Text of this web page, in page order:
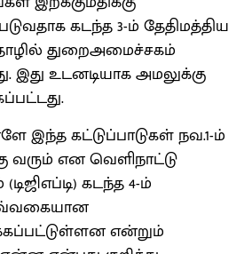
கடந்த 3-ம் தேதிமத்திய
துறைஅமைச்சகம்
இது உடனடியாக அமலுக்கு
இந்த கட்டுப்பாடுகள் நவ.1-ம்
வரும் என வெளிநாட்டு
கடந்த 4-ம்
என்றும்